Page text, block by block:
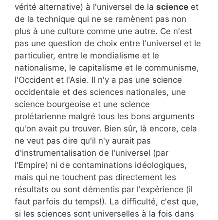
vérité alternative) à l'universel de la science et
de la technique qui ne se ramènent pas non
plus à une culture comme une autre. Ce n'est
pas une question de choix entre l'universel et le
particulier, entre le mondialisme et le
nationalisme, le capitalisme et le communisme,
l'Occident et l'Asie. Il n'y a pas une science
occidentale et des sciences nationales, une
science bourgeoise et une science
prolétarienne malgré tous les bons arguments
qu'on avait pu trouver. Bien sûr, là encore, cela
ne veut pas dire qu'il n'y aurait pas
d'instrumentalisation de l'universel (par
l'Empire) ni de contaminations idéologiques,
mais qui ne touchent pas directement les
résultats ou sont démentis par l'expérience (il
faut parfois du temps!). La difficulté, c'est que,
si les sciences sont universelles à la fois dans